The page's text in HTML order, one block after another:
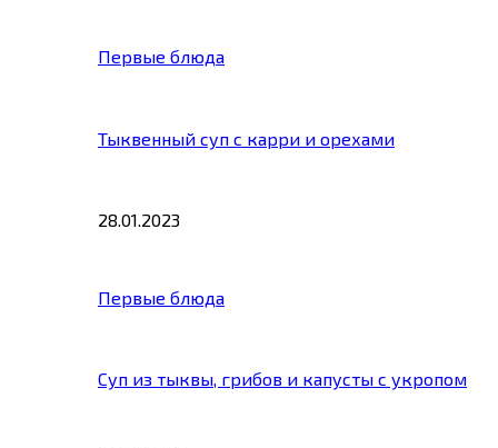
Первые блюда
Тыквенный суп с карри и орехами
28.01.2023
Первые блюда
Суп из тыквы, грибов и капусты с укропом